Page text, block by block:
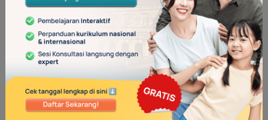
Pupah
Dia
tertawa
Kupu-kupuhinggap di bunga mawar.
Gio bermain bersama teman-temannya.
Dianberlari
Ecaberjalan sangat lambat.
Kalunapergi bersama teman-temannya.
Burungterbang di langit.
Jennamelompat kegirangan saat mendengar kabar baik.